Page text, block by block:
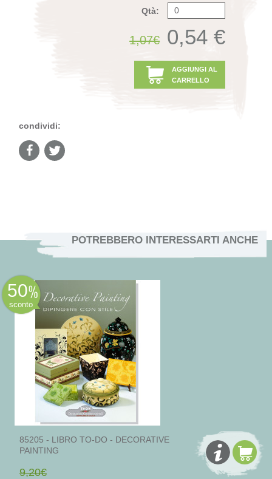
Qtà:
1,07€ 0,54 €
AGGIUNGI AL
CARRELLO
condividi:
POTREBBERO INTERESSARTI ANCHE
50
sconto
85205 - LIBRO TO-DO - DECORATIVE
PAINTING
9,20€